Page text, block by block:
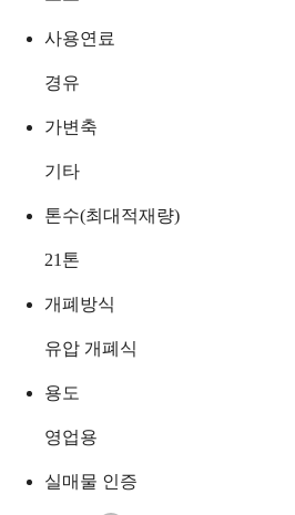
사용연료
경유
가변축
기타
톤수(최대적재량)
21 톤
개폐방식
유압 개폐식
용도
영업용
실매물 인증